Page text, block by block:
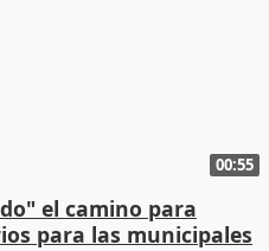
00:55
el camino para
para las municipales